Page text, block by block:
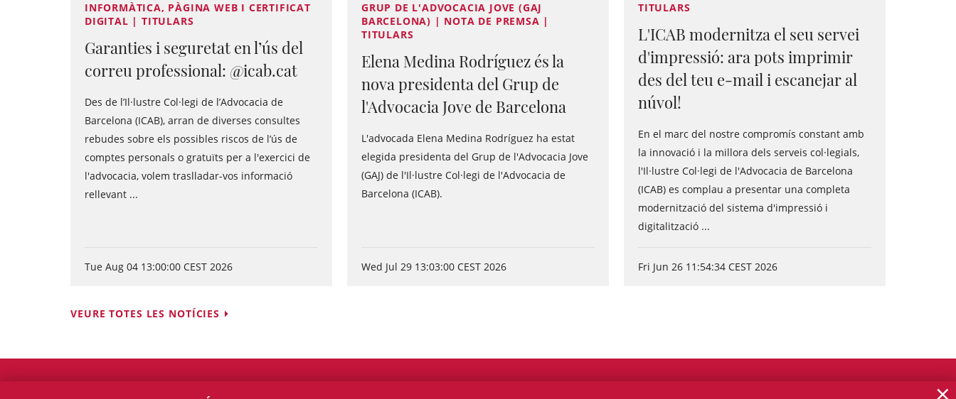
INFORMÀTICA, PÀGINA WEB I CERTIFICAT
DIGITAL | TITULARS
Garanties i seguretat en l’ús del
correu professional: @icab.cat
Des de l’Il·lustre Col·legi de l’Advocacia de
Barcelona (ICAB), arran de diverses consultes
rebudes sobre els possibles riscos de l’ús de
comptes personals o gratuïts per a l'exercici de
l'advocacia, volem traslladar-vos informació
rellevant ...
Tue Aug 04 13:00:00 CEST 2026
GRUP DE L'ADVOCACIA JOVE (GAJ
BARCELONA) | NOTA DE PREMSA |
TITULARS
Elena Medina Rodríguez és la
nova presidenta del Grup de
l'Advocacia Jove de Barcelona
L'advocada Elena Medina Rodríguez ha estat
elegida presidenta del Grup de l'Advocacia Jove
(GAJ) de l'Il·lustre Col·legi de l'Advocacia de
Barcelona (ICAB).
Wed Jul 29 13:03:00 CEST 2026
TITULARS
L'ICAB modernitza el seu servei
d'impressió: ara pots imprimir
des del teu e-mail i escanejar al
núvol!
En el marc del nostre compromís constant amb
la innovació i la millora dels serveis col·legials,
l'Il·lustre Col·legi de l'Advocacia de Barcelona
(ICAB) es complau a presentar una completa
modernització del sistema d'impressió i
digitalització ...
Fri Jun 26 11:54:34 CEST 2026
VEURE TOTES LES NOTÍCIES